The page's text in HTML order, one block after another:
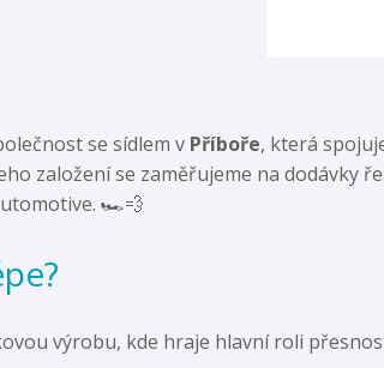
se sídlem v Příboře, která
založení se zaměřujeme na dodávky
🏎️💨
výrobu, kde hraje hlavní roli